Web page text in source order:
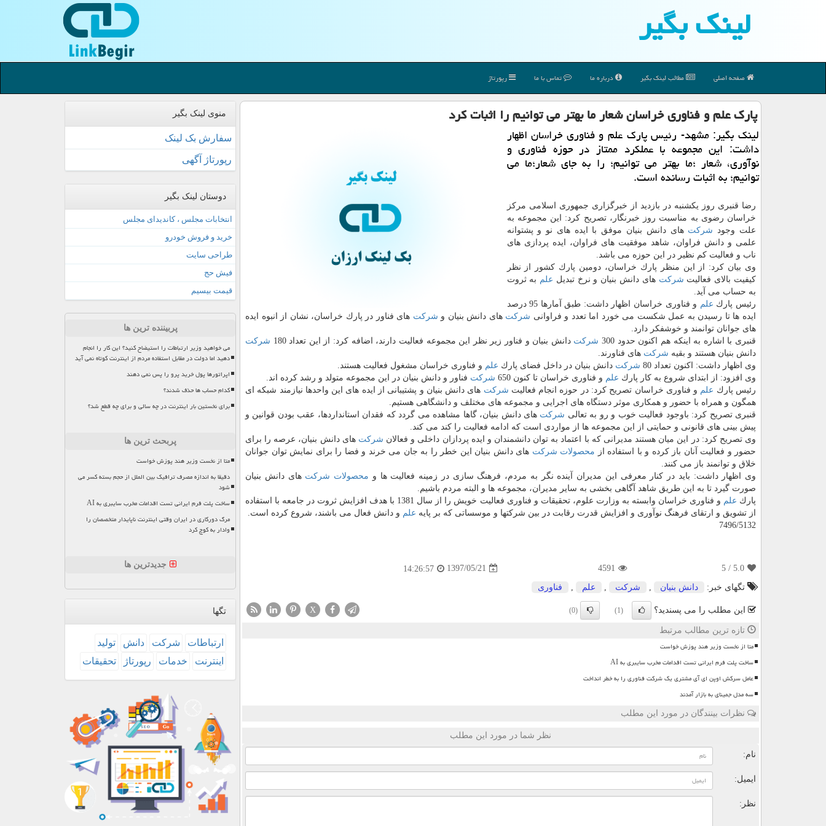
لینك بگیر
صفحه اصلی مطالب لینك بگیر درباره ما تماس با ما رپورتاژ
پارك علم و فناوری خراسان شعار ما بهتر می توانیم را اثبات كرد
لینك بگیر: مشهد- رئیس پارك علم و فناوری خراسان اظهار
داشت: این مجموعه با عملكرد ممتاز در حوزه فناوری و
نوآوری، شعار ؛ما بهتر می توانیم؛ را به جای شعار؛ما می
توانیم؛ به اثبات رسانده است.
رضا قنبری روز یكشنبه در بازدید از خبرگزاری جمهوری اسلامی مركز
خراسان رضوی به مناسبت روز خبرنگار، تصریح كرد: این مجموعه به
علت وجود شركت های دانش بنیان موفق با ایده های نو و پشتوانه
علمی و دانش فراوان، شاهد موفقیت های فراوان، ایده پردازی های
ناب و فعالیت كم نظیر در این حوزه می باشد.
وی بیان كرد: از این منظر پارك خراسان، دومین پارك كشور از نظر
كیفیت بالای فعالیت شركت های دانش بنیان و نرخ تبدیل علم به ثروت
به حساب می آید.
رئیس پارك علم
و فناوری خراسان اظهار داشت: طبق آمارها 95 درصد
ایده ها تا رسیدن به عمل شكست می خورد اما تعدد و فراوانی شركت های دانش بنیان و شركت های فناور در پارك خراسان، نشان از انبوه ایده
های جوانان توانمند و خوشفكر دارد.
قنبری با اشاره به اینكه هم اكنون حدود 300
شركت دانش بنیان و فناور زیر نظر این مجموعه فعالیت دارند، اضافه كرد: از این تعداد 180
شركت
دانش بنیان هستند و بقیه شركت های فناورند.
وی اظهار داشت: اكنون تعداد 80
شركت دانش بنیان در داخل فضای پارك علم و فناوری خراسان مشغول فعالیت هستند.
وی افزود: از ابتدای شروع به كار پارك علم و فناوری خراسان تا كنون 650 شركت فناور و دانش بنیان در این مجموعه متولد و رشد كرده اند.
رئیس پارك علم و فناوری خراسان تصریح كرد: در حوزه انجام فعالیت شركت های دانش بنیان و پشتیبانی از ایده های این واحدها نیازمند شبكه ای
همگون و همراه با حضور و همكاری موثر دستگاه های اجرایی و مجموعه های مختلف و دانشگاهی هستیم.
قنبری تصریح كرد: باوجود فعالیت خوب و رو به تعالی شركت های دانش بنیان، گاها مشاهده می گردد كه فقدان استانداردها، عقب بودن قوانین و
پیش بینی های قانونی و حمایتی از این مجموعه ها از مواردی است كه ادامه فعالیت را كند می كند.
وی تصریح كرد: در این میان هستند مدیرانی كه با اعتماد به توان دانشمندان و ایده پردازان داخلی و فعالان شركت های دانش بنیان، عرصه را برای
حضور و فعالیت آنان باز كرده و با استفاده از محصولات شركت های دانش بنیان این خطر را به جان می خرند و فضا را برای نمایش توان جوانان
خلاق و توانمند باز می كنند.
وی اظهار داشت: باید در كنار معرفی این مدیران آینده نگر به مردم، فرهنگ سازی در زمینه فعالیت ها و محصولات شركت های دانش بنیان
صورت گیرد تا به این طریق شاهد آگاهی بخشی به سایر مدیران، مجموعه ها و البته مردم باشیم.
پارك علم
و فناوری خراسان وابسته به وزارت علوم، تحقیقات و فناوری فعالیت خویش را از سال 1381 با هدف افزایش ثروت در جامعه با استفاده
از تشویق و ارتقای فرهنگ نوآوری و افزایش قدرت رقابت در بین شركتها و موسساتی كه بر پایه علم و دانش فعال می باشند، شروع كرده است.
7496/5132
5.0
/ 5
4591
1397/05/21
14:26:57
تگهای خبر:
دانش بنیان شركت علم فناوری
این مطلب را می پسندید؟ (1)
(0)
X
تازه ترین مطالب مرتبط
متا از نخست وزیر هند پوزش خواست
ساخت پلت فرم ایرانی تست اقدامات مخرب سایبری به AI
عامل سرکش اوپن ای آی مشتری یک شرکت فناوری را به خطر انداخت
سه مدل جمینای به بازار آمدند
نظرات بینندگان در مورد این مطلب
نظر شما در مورد این مطلب
نام:
ایمیل:
نظر:
منوی لینک بگیر
سفارش بک لینک
رپورتاژ آگهی
دوستان لینک بگیر
انتخابات مجلس ، کاندیدای مجلس
خرید و فروش خودرو
طراحی سایت
فیش حج
قیمت بیسیم
پربیننده ترین ها
می خواهید وزیر ارتباطات را استیضاح کنید؟ این کار را انجام
دهید اما دولت در مقابل استفاده مردم از اینترنت کوتاه نمی آید
اپراتورها پول خرید پرو را پس نمی دهند
کدام حساب ها حذف شدند؟
برای نخستین بار اینترنت در چه سالی و برای چه قطع شد؟
پربحث ترین ها
متا از نخست وزیر هند پوزش خواست
دقیقا به اندازه مصرف ترافیک بین الملل از حجم بسته کسر می
شود
ساخت پلت فرم ایرانی تست اقدامات مخرب سایبری به AI
مرگ دورکاری در ایران وقتی اینترنت ناپایدار متخصصان را
وادار به کوچ کرد
جدیدترین ها
تگها
ارتباطات شركت دانش
تولید
اینترنت
خدمات رپورتاژ تحقیقات